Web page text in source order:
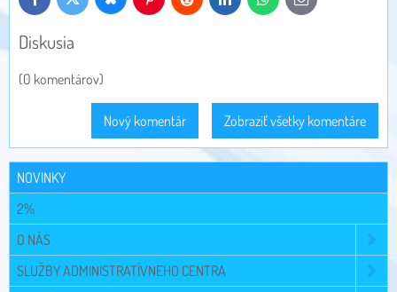
Facebook PinterestReddit LinkedInWhatsApp
E-
mail
Diskusia
(0 komentárov)
Zobraziť všetky komentáre
Nový komentár
NOVINKY
2%
O NÁS
SLUŽBY ADMINISTRATÍVNEHO CENTRA